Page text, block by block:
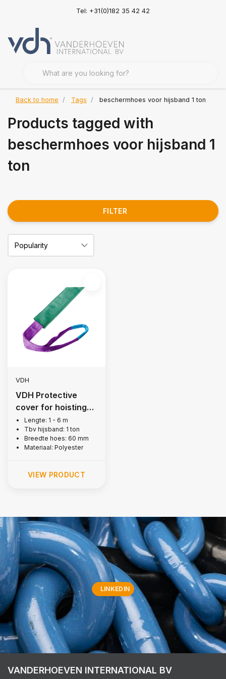
Tel: +31(0)182 35 42 42
Back to home Tags beschermhoes voor hijsband 1 ton
Products tagged with
beschermhoes voor hijsband 1
ton
FILTER
VDH
VDH Protective
cover for hoisting
belt, 1 ton
Lengte: 1 - 6 m
Tbv hijsband: 1 ton
Breedte hoes: 60 mm
Materiaal: Polyester
VIEW PRODUCT
LINKEDIN
VANDERHOEVEN INTERNATIONAL BV